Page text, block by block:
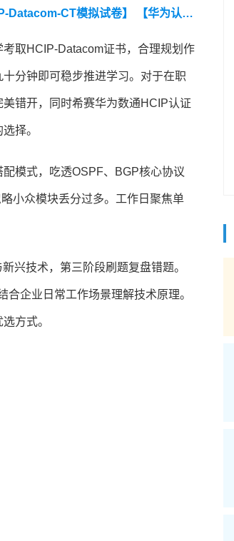
Datacom-CT模拟试卷】
【华为认证
取HCIP-Datacom证书，合理规划作
分钟即可稳步推进学习。对于在职
错开，同时希赛华为数通HCIP认证
择。
模式，吃透OSPF、BGP核心协议
小众模块丢分过多。工作日聚焦单
兴技术，第三阶段刷题复盘错题。
企业日常工作场景理解技术原理。
方式。